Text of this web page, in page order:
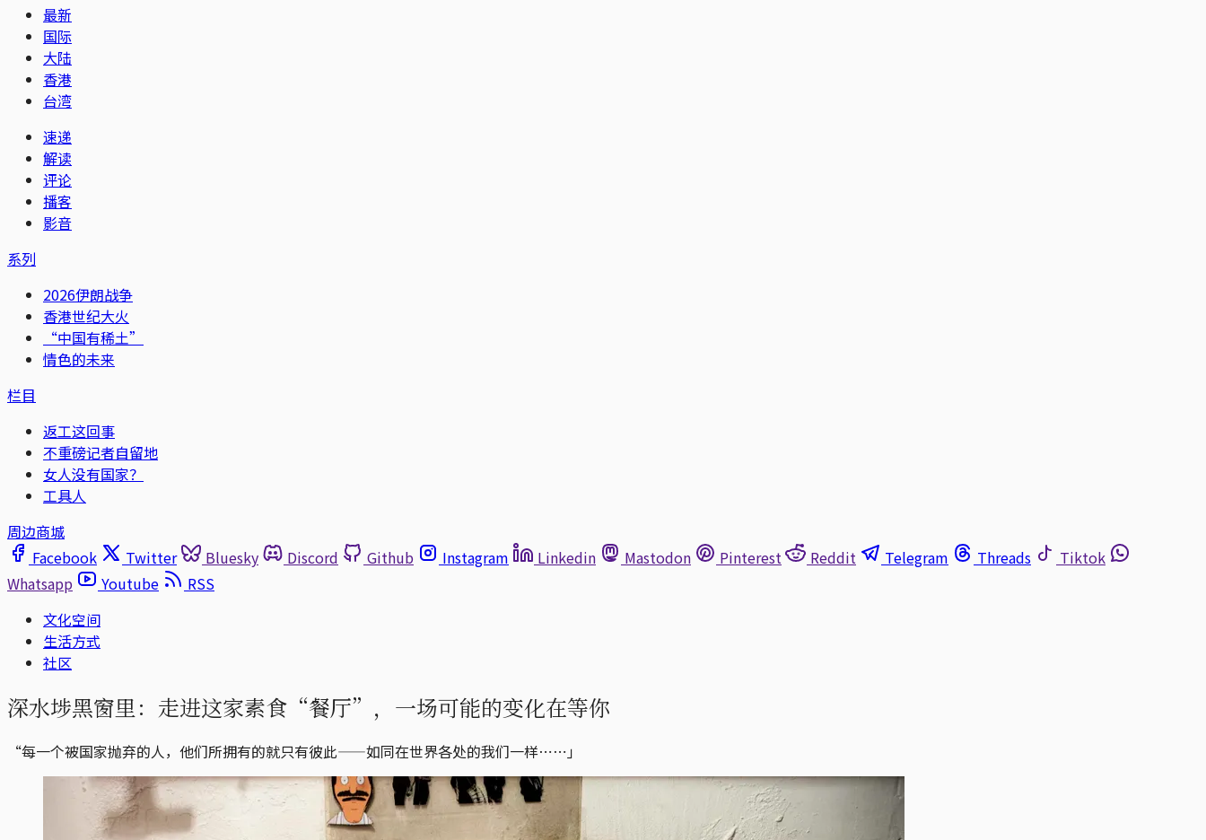
最新
国际
大陆
香港
台湾
速递
解读
评论
播客
影音
系列
2026伊朗战争
香港世纪大火
“中国有稀土”
情色的未来
栏目
返工这回事
不重磅记者自留地
女人没有国家？
工具人
周边商城
Facebook
Twitter Bluesky Discord Github Instagram Linkedin Mastodon Pinterest Reddit Telegram Threads
Tiktok
Whatsapp
Youtube
RSS
文化空间
生活方式
社区
深水埗黑窗里：走进这家素食“餐厅”，一场可能的变化在等你
“每一个被国家抛弃的人，他们所拥有的就只有彼此——如同在世界各处的我们一样⋯⋯」